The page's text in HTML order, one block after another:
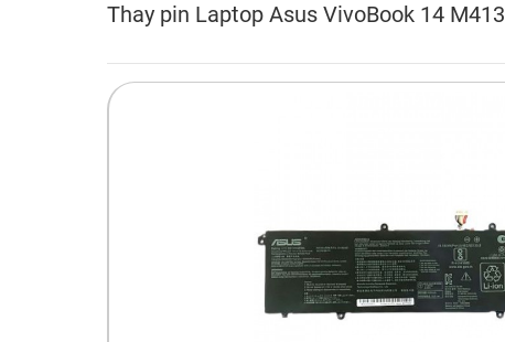
Thay pin Laptop Asus VivoBook 14 M413